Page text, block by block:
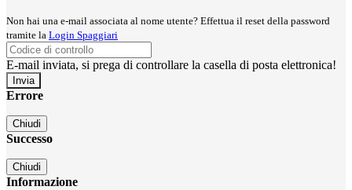
Non hai una e-mail associata al nome utente? Effettua il reset della password
tramite la Login Spaggiari
E-mail inviata, si prega di controllare la casella di posta elettronica!
Errore
Chiudi
Successo
Chiudi
Informazione